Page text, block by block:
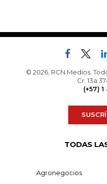
© 2026, RCN Medios.
Cr. 13a
(+57)
TODAS
Agronegocios